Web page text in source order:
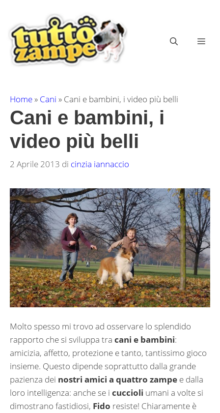
contenuto
Home» Cani » Cani e bambini, i video più belli
Cani e bambini, i
video più belli
2 Aprile 2013 di cinzia iannaccio
Molto spesso mi trovo ad osservare lo splendido
rapporto che si sviluppa tra cani e bambini:
amicizia, affetto, protezione e tanto, tantissimo gioco
insieme. Questo dipende soprattutto dalla grande
pazienza dei nostri amici a quattro zampe e dalla
loro intelligenza: anche se i cuccioli umani a volte si
dimostrano fastidiosi, Fido resiste! Chiaramente è